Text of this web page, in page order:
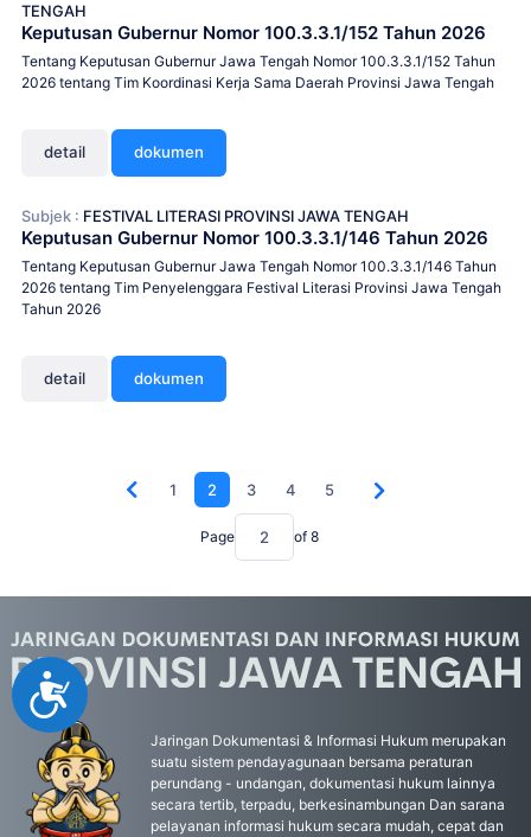
Accessibility
TENGAH
Keputusan Gubernur Nomor 100.3.3.1/152 Tahun 2026
Tentang Keputusan Gubernur Jawa Tengah Nomor 100.3.3.1/152 Tahun
2026 tentang Tim Koordinasi Kerja Sama Daerah Provinsi Jawa Tengah
detail dokumen
Subjek : FESTIVAL LITERASI PROVINSI JAWA TENGAH
Keputusan Gubernur Nomor 100.3.3.1/146 Tahun 2026
Tentang Keputusan Gubernur Jawa Tengah Nomor 100.3.3.1/146 Tahun
2026 tentang Tim Penyelenggara Festival Literasi Provinsi Jawa Tengah
Tahun 2026
detail dokumen
1 2 3 4 5
Page of 8
Jaringan Dokumentasi & Informasi Hukum merupakan
suatu sistem pendayagunaan bersama peraturan
perundang - undangan, dokumentasi hukum lainnya
secara tertib, terpadu, berkesinambungan Dan sarana
pelayanan informasi hukum secara mudah, cepat dan